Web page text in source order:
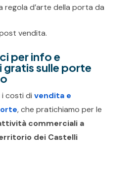
regola d’arte della porta da
vendita.
per info e
gratis sulle porte
i costi di vendita e
, che pratichiamo per le
commerciali a
dei Castelli